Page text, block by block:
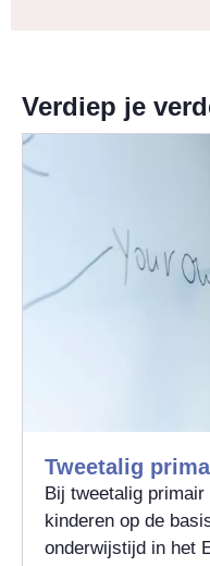
Verdiep je
Tweetalig
Bij tweetalig
kinderen op de
onderwijstijd in het